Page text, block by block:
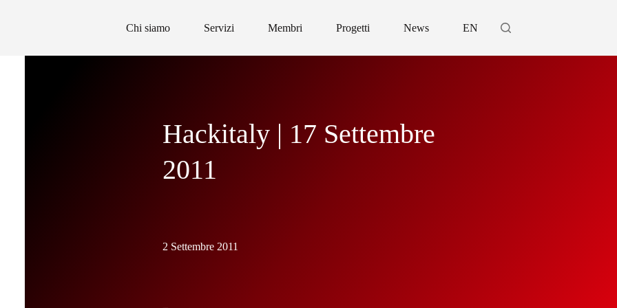
Chi siamo Servizi Membri Progetti News EN
Hackitaly | 17 Settembre
2011
2 Settembre 2011